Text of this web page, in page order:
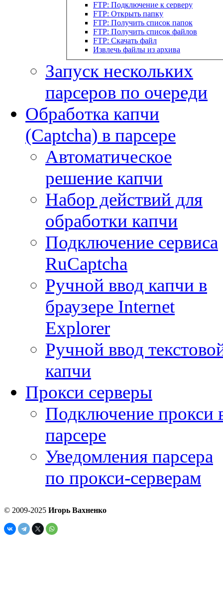
FTP: Подключение к серверу
FTP: Открыть папку
FTP: Получить список папок
FTP: Получить список файлов
FTP: Скачать файл
Извлечь файлы из архива
Запуск нескольких
парсеров по очереди
Обработка капчи
(Captcha) в парсере
Автоматическое
решение капчи
Набор действий для
обработки капчи
Подключение сервиса
RuCaptcha
Ручной ввод капчи в
браузере Internet
Explorer
Ручной ввод
капчи
Прокси серверы
Подключение прокси
парсере
Уведомления парсера
по прокси-серверам
© 2009-2025 Игорь Вахненко